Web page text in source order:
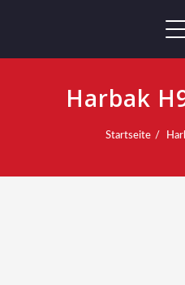
Harbak
Startseite